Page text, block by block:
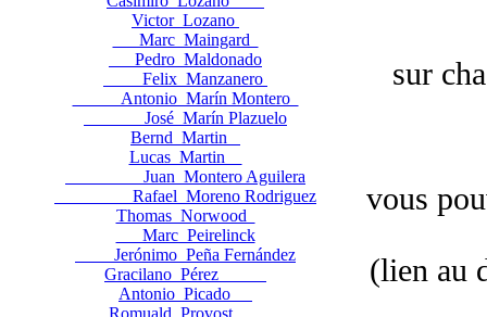
Victor Lozano
Marc Maingard
Pedro Maldonado
Felix Manzanero
Antonio Marín Montero
José Marín Plazuelo
Bernd Martin
Lucas Martin
Juan Montero Aguilera
Rafael Moreno Rodriguez
Thomas Norwood
Marc Peirelinck
Jerónimo Peña Fernández
Gracilano Pérez
Antonio Picado
Romuald Provost
sur
vous
(lien au